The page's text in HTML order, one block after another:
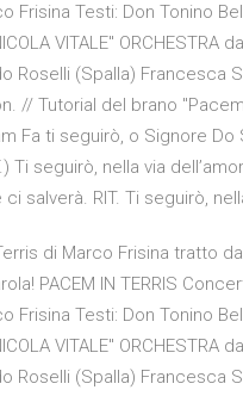
Frisina Testi: Don Tonino
VITALE" ORCHESTRA
Roselli (Spalla) Francesca
// Tutorial del brano
Fa ti seguirò, o Signore
Ti seguirò, nella via
salverà. RIT. Ti seguirò,
di Marco Frisina tratto
PACEM IN TERRIS
Frisina Testi: Don Tonino
VITALE" ORCHESTRA
Roselli (Spalla) Francesca